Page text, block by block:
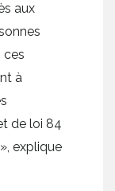
aux
ces
à
de loi 84
explique